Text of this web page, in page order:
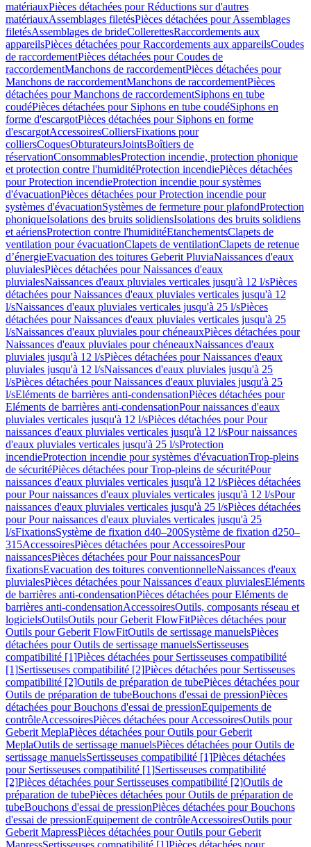
matériauxPièces détachées pour Réductions sur d'autres
matériauxAssemblages filetésPièces détachées pour Assemblages
filetésAssemblages de brideCollerettesRaccordements aux
appareilsPièces détachées pour Raccordements aux appareilsCoudes
de raccordementPièces détachées pour Coudes de
raccordementManchons de raccordementPièces détachées pour
Manchons de raccordementManchons de raccordementPièces
détachées pour Manchons de raccordementSiphons en tube
coudéPièces détachées pour Siphons en tube coudéSiphons en
forme d'escargotPièces détachées pour Siphons en forme
d'escargotAccessoiresColliersFixations pour
colliersCoquesObturateursJointsBoîtiers de
réservationConsommablesProtection incendie, protection phonique
et protection contre l'humiditéProtection incendiePièces détachées
pour Protection incendieProtection incendie pour systèmes
d'évacuationPièces détachées pour Protection incendie pour
systèmes d'évacuationSystèmes de fermeture pour plafondProtection
phoniqueIsolations des bruits solidiensIsolations des bruits solidiens
et aériensProtection contre l'humiditéEtanchementsClapets de
ventilation pour évacuationClapets de ventilationClapets de retenue
d’énergieEvacuation des toitures Geberit PluviaNaissances d'eaux
pluvialesPièces détachées pour Naissances d'eaux
pluvialesNaissances d'eaux pluviales verticales jusqu'à 12 l/sPièces
détachées pour Naissances d'eaux pluviales verticales jusqu'à 12
l/sNaissances d'eaux pluviales verticales jusqu'à 25 l/sPièces
détachées pour Naissances d'eaux pluviales verticales jusqu'à 25
l/sNaissances d'eaux pluviales pour chéneauxPièces détachées pour
Naissances d'eaux pluviales pour chéneauxNaissances d'eaux
pluviales jusqu'à 12 l/sPièces détachées pour Naissances d'eaux
pluviales jusqu'à 12 l/sNaissances d'eaux pluviales jusqu'à 25
l/sPièces détachées pour Naissances d'eaux pluviales jusqu'à 25
l/sEléments de barrières anti-condensationPièces détachées pour
Eléments de barrières anti-condensationPour naissances d'eaux
pluviales verticales jusqu'à 12 l/sPièces détachées pour Pour
naissances d'eaux pluviales verticales jusqu'à 12 l/sPour naissances
d'eaux pluviales verticales jusqu'à 25 l/sProtection
incendieProtection incendie pour systèmes d'évacuationTrop-pleins
de sécuritéPièces détachées pour Trop-pleins de sécuritéPour
naissances d'eaux pluviales verticales jusqu'à 12 l/sPièces détachées
pour Pour naissances d'eaux pluviales verticales jusqu'à 12 l/sPour
naissances d'eaux pluviales verticales jusqu'à 25 l/sPièces détachées
pour Pour naissances d'eaux pluviales verticales jusqu'à 25
l/sFixationsSystème de fixation d40–200Système de fixation d250–
315AccessoiresPièces détachées pour AccessoiresPour
naissancesPièces détachées pour Pour naissancesPour
fixationsEvacuation des toitures conventionnelleNaissances d'eaux
pluvialesPièces détachées pour Naissances d'eaux pluvialesEléments
de barrières anti-condensationPièces détachées pour Eléments de
barrières anti-condensationAccessoiresOutils, composants réseau et
logicielsOutilsOutils pour Geberit FlowFitPièces détachées pour
Outils pour Geberit FlowFitOutils de sertissage manuelsPièces
détachées pour Outils de sertissage manuelsSertisseuses
compatibilité [1]Pièces détachées pour Sertisseuses compatibilité
[1]Sertisseuses compatibilité [2]Pièces détachées pour Sertisseuses
compatibilité [2]Outils de préparation de tubePièces détachées pour
Outils de préparation de tubeBouchons d'essai de pressionPièces
détachées pour Bouchons d'essai de pressionEquipements de
contrôleAccessoiresPièces détachées pour AccessoiresOutils pour
Geberit MeplaPièces détachées pour Outils pour Geberit
MeplaOutils de sertissage manuelsPièces détachées pour Outils de
sertissage manuelsSertisseuses compatibilité [1]Pièces détachées
pour Sertisseuses compatibilité [1]Sertisseuses compatibilité
[2]Pièces détachées pour Sertisseuses compatibilité [2]Outils de
préparation de tubePièces détachées pour Outils de préparation de
tubeBouchons d'essai de pressionPièces détachées pour Bouchons
d'essai de pressionEquipement de contrôleAccessoiresOutils pour
Geberit MapressPièces détachées pour Outils pour Geberit
MapressSertisseuses compatibilité [1]Pièces détachées pour